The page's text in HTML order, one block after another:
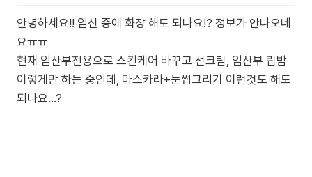
안녕하세요!! 임신 중에 화장 해도 되나요!? 정보가 안나오네
요ㅠㅠ
현재 임산부전용으로 스킨케어 바꾸고 선크림, 임산부 립밤
이렇게만 하는 중인데, 마스카라+눈썹그리기 이런것도 해도
되나요...?